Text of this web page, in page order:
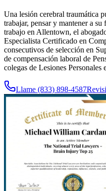
Una lesión cerebral traumática
trabajar, pensar y mantener a
trabajo en Allentown, el
Especialista Certificado en
consecutivos de selección en
de compensación laboral de
colegas de Lesiones
Llame (833) 898-4587